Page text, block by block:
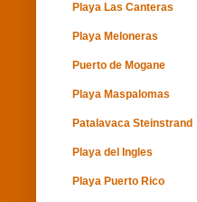
Playa Las Canteras
Playa Meloneras
Puerto de Mogane
Playa Maspalomas
Patalavaca Steinstrand
Playa del Ingles
Playa Puerto Rico